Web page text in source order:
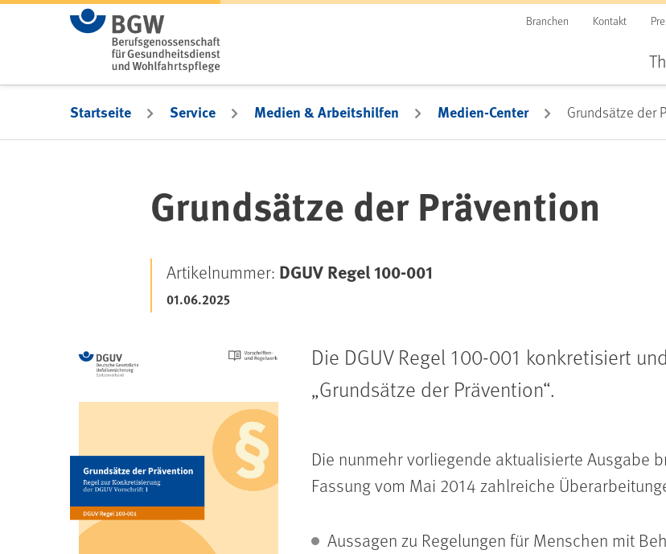
Zum Hauptinhalt springen Branchen Kontakt
Startseite Service Medien & Arbeitshilfen Medien-Center Grundsätze der
Grundsätze der Prävention
Artikelnummer: DGUV Regel 100-001
01.06.2025
Die DGUV Regel 100-001 konkretisiert
„Grundsätze der Prävention“.
Die nunmehr vorliegende aktualisierte Ausgabe
Fassung vom Mai 2014 zahlreiche
Aussagen zu Regelungen für Menschen mit